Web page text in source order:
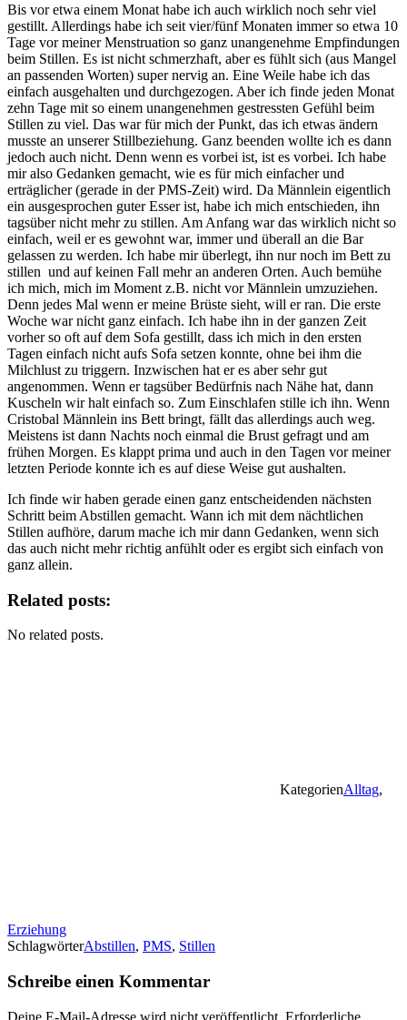
Bis vor etwa einem Monat habe ich auch wirklich noch sehr viel
gestillt. Allerdings habe ich seit vier/fünf Monaten immer so etwa 10
Tage vor meiner Menstruation so ganz unangenehme Empfindungen
beim Stillen. Es ist nicht schmerzhaft, aber es fühlt sich (aus Mangel
an passenden Worten) super nervig an. Eine Weile habe ich das
einfach ausgehalten und durchgezogen. Aber ich finde jeden Monat
zehn Tage mit so einem unangenehmen gestressten Gefühl beim
Stillen zu viel. Das war für mich der Punkt, das ich etwas ändern
musste an unserer Stillbeziehung. Ganz beenden wollte ich es dann
jedoch auch nicht. Denn wenn es vorbei ist, ist es vorbei. Ich habe
mir also Gedanken gemacht, wie es für mich einfacher und
erträglicher (gerade in der PMS-Zeit) wird. Da Männlein eigentlich
ein ausgesprochen guter Esser ist, habe ich mich entschieden, ihn
tagsüber nicht mehr zu stillen. Am Anfang war das wirklich nicht so
einfach, weil er es gewohnt war, immer und überall an die Bar
gelassen zu werden. Ich habe mir überlegt, ihn nur noch im Bett zu
stillen und auf keinen Fall mehr an anderen Orten. Auch bemühe
ich mich, mich im Moment z.B. nicht vor Männlein umzuziehen.
Denn jedes Mal wenn er meine Brüste sieht, will er ran. Die erste
Woche war nicht ganz einfach. Ich habe ihn in der ganzen Zeit
vorher so oft auf dem Sofa gestillt, dass ich mich in den ersten
Tagen einfach nicht aufs Sofa setzen konnte, ohne bei ihm die
Milchlust zu triggern. Inzwischen hat er es aber sehr gut
angenommen. Wenn er tagsüber Bedürfnis nach Nähe hat, dann
Kuscheln wir halt einfach so. Zum Einschlafen stille ich ihn. Wenn
Cristobal Männlein ins Bett bringt, fällt das allerdings auch weg.
Meistens ist dann Nachts noch einmal die Brust gefragt und am
frühen Morgen. Es klappt prima und auch in den Tagen vor meiner
letzten Periode konnte ich es auf diese Weise gut aushalten.
Ich finde wir haben gerade einen ganz entscheidenden nächsten
Schritt beim Abstillen gemacht. Wann ich mit dem nächtlichen
Stillen aufhöre, darum mache ich mir dann Gedanken, wenn sich
das auch nicht mehr richtig anfühlt oder es ergibt sich einfach von
ganz allein.
Related posts:
No related posts.
KategorienAlltag,
Erziehung
SchlagwörterAbstillen, PMS, Stillen
Schreibe einen Kommentar
Deine E-Mail-Adresse wird nicht veröffentlicht. Erforderliche